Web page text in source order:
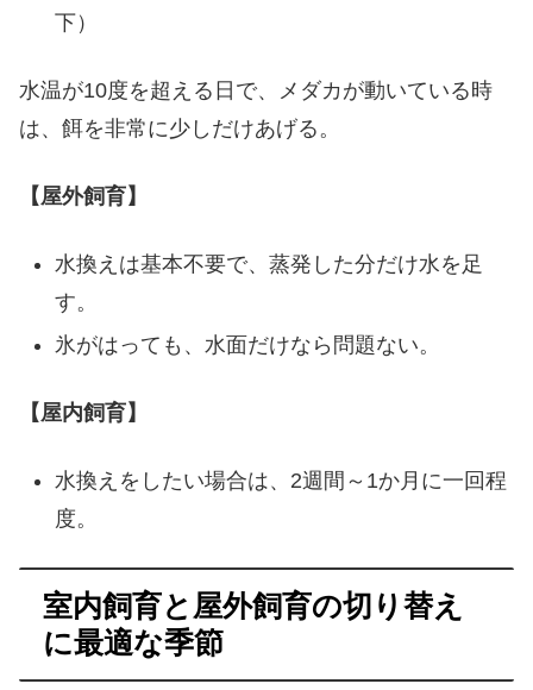
下）
水温が10度を超える日で、メダカが動いている時
は、餌を非常に少しだけあげる。
【屋外飼育】
水換えは基本不要で、蒸発した分だけ水を足
す。
氷がはっても、水面だけなら問題ない。
【屋内飼育】
水換えをしたい場合は、2週間～1か月に一回程
度。
室内飼育と屋外飼育の切り替え
に最適な季節